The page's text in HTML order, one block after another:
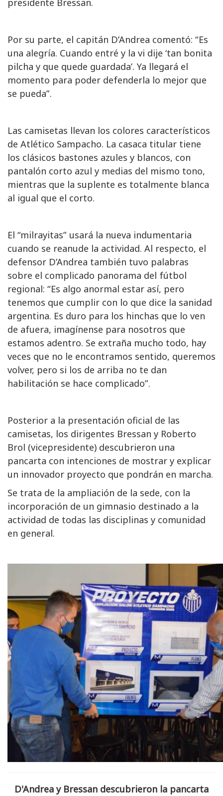
presidente Bressan.
Por su parte, el capitán D’Andrea comentó: “Es
una alegría. Cuando entré y la vi dije ‘tan bonita
pilcha y que quede guardada’. Ya llegará el
momento para poder defenderla lo mejor que
se pueda”.
Las camisetas llevan los colores característicos
de Atlético Sampacho. La casaca titular tiene
los clásicos bastones azules y blancos, con
pantalón corto azul y medias del mismo tono,
mientras que la suplente es totalmente blanca
al igual que el corto.
El “milrayitas” usará la nueva indumentaria
cuando se reanude la actividad. Al respecto, el
defensor D’Andrea también tuvo palabras
sobre el complicado panorama del fútbol
regional: “Es algo anormal estar así, pero
tenemos que cumplir con lo que dice la sanidad
argentina. Es duro para los hinchas que lo ven
de afuera, imagínense para nosotros que
estamos adentro. Se extraña mucho todo, hay
veces que no le encontramos sentido, queremos
volver, pero si los de arriba no te dan
habilitación se hace complicado”.
Posterior a la presentación oficial de las
camisetas, los dirigentes Bressan y Roberto
Brol (vicepresidente) descubrieron una
pancarta con intenciones de mostrar y explicar
un innovador proyecto que pondrán en marcha.
Se trata de la ampliación de la sede, con la
incorporación de un gimnasio destinado a la
actividad de todas las disciplinas y comunidad
en general.
D'Andrea y Bressan descubrieron la pancarta